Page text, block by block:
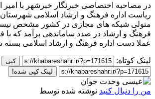
در مصاحبه اختصاصی خبرنگار خبرشهر با
ریاست اداره فرهنگ و ارشاد اسلامی
متولی شبکه های مجازی در کشور مشخص
فرهنگ و ارشاد در صدد ساماندهی برآمد که با
عملا دست اداره فرهنگ و ارشاد اسلامی بسته
لینک کوتاه:
کپی
لینک کپی شده!
من را دنبال کنید نوشته شده توسط